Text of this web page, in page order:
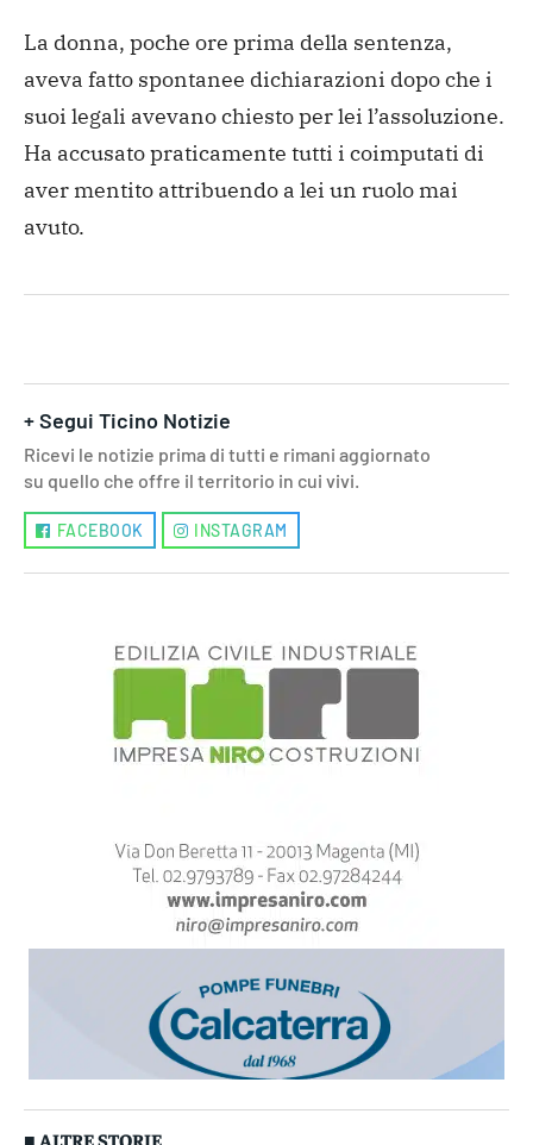
La donna, poche ore prima della sentenza,
aveva fatto spontanee dichiarazioni dopo che i
suoi legali avevano chiestoper lei l’assoluzione.
Ha accusato praticamente tutti i coimputati di
aver mentito attribuendo a lei un ruolo mai
avuto.
+ Segui Ticino Notizie
Ricevi le notizie prima di tutti e rimani aggiornato
su quello che offre il territorio in cui vivi.
FACEBOOK INSTAGRAM
■ ALTRE STORIE